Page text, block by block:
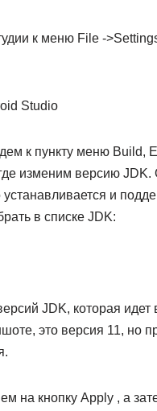
к меню File -
к пункту меню Build,
изменим версию
и
в списке JDK:
JDK, которая идет
это версия 11, но
на кнопку Apply , а